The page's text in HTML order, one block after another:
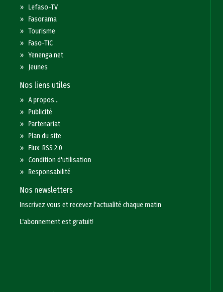
»Lefaso-TV
»Fasorama
»Tourisme
»Faso-TIC
»Yenenga.net
» Jeunes
Nos liens utiles
»A propos...
»Publicité
»Partenariat
»Plan du site
»Flux RSS 2.0
»Condition d'utilisation
»Responsabilité
Nos newsletters
Inscrivez vous et recevez l'actualité chaque matin
L'abonnement est gratuit!